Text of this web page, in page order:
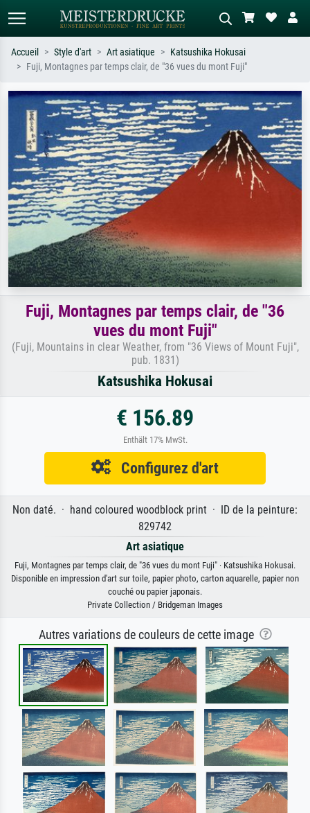
Recherchez par artiste, titre ou style –
ex. Monet, Nuit étoilée,
impressionnisme, vague de Hokusai,
nu.
Décrivez la scène – ex. prairie verte,
abstrait avec beaucoup de rouge,
tableau sombre, nu debout près d'un
arbre.
Accueil Style d'art Art asiatique
Katsushika Hokusai
Fuji, Montagnes par temps clair, de "36 vues du mont Fuji"
Fuji, Montagnes par temps clair, de "36
vues du mont Fuji"
(Fuji, Mountains in clear Weather, from "36 Views of Mount Fuji",
pub. 1831)
Katsushika Hokusai
€ 156.89
Enthält 17% MwSt.
Configurez d'art
Non daté. · hand coloured woodblock print · ID de la peinture:
829742
Art asiatique
Fuji, Montagnes par temps clair, de "36 vues du mont Fuji" · Katsushika Hokusai.
Disponible en impression d'art sur toile, papier photo, carton aquarelle, papier non
couché ou papier japonais.
Private Collection / Bridgeman Images
Autres variations de couleurs de cette image